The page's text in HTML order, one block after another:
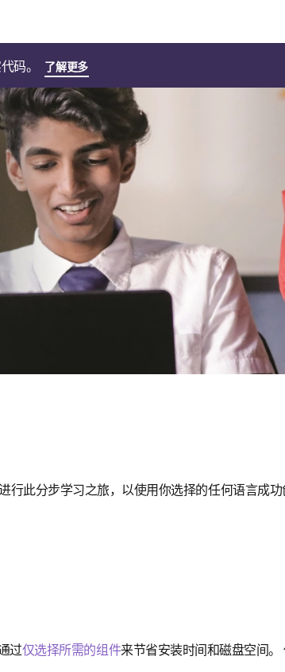
码。 了解更多
行此分步学习之旅，以使用你选择的任何语言成
过仅选择所需的组件来节省安装时间和磁盘空间